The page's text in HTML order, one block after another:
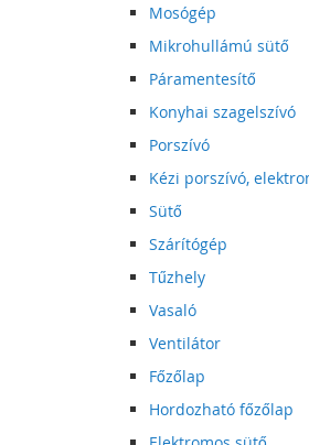
Mosógép
Mikrohullámú sütő
Páramentesítő
Konyhai szagelszívó
Porszívó
Kézi porszívó,
Sütő
Szárítógép
Tűzhely
Vasaló
Ventilátor
Főzőlap
Hordozható főzőlap